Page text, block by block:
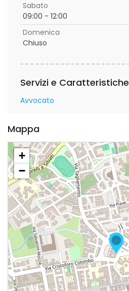
Sabato
09:00 - 12:00
Domenica
Chiuso
Servizi e Caratteristiche
Avvocato
Mappa
+
−